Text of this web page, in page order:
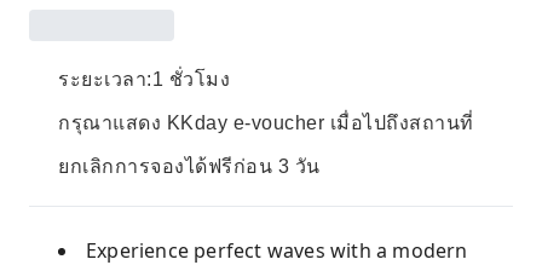
ระยะเวลา:1 ชั่วโมง
กรุณาแสดง KKday e-voucher เมื่อไปถึงสถานที่
ยกเลิกการจองได้ฟรีก่อน 3 วัน
Experience perfect waves with a modern